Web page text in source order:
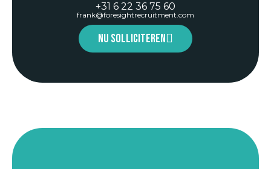
+31 6 22 36 75 60
frank@foresightrecruitment.com
Nu solliciteren